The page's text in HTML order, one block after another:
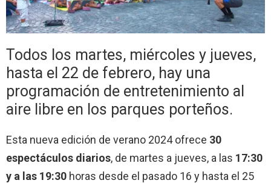
Todos los martes, miércoles y jueves,
hasta el 22 de febrero, hay una
programación de entretenimiento al
aire libre en los parques porteños.
Esta nueva edición de verano 2024 ofrece 30
espectáculos diarios, de martes a jueves, a las 17:30
y a las 19:30 horas desde el pasado 16 y hasta el 25